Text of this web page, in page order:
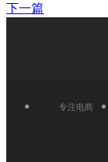
下一篇
专注电商